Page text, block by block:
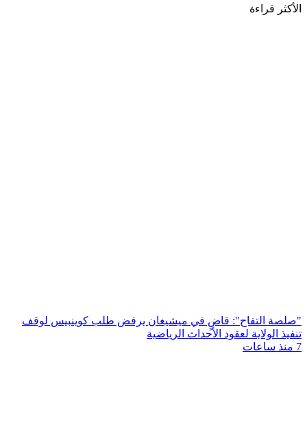
الأكثر قراءة
"صلصة التفاح": قاضٍ في ميشيغان يرفض طلب كوينبيس لوقف
تنفيذ الولاية لعقود الأحداث الرياضية
7 منذ ساعات